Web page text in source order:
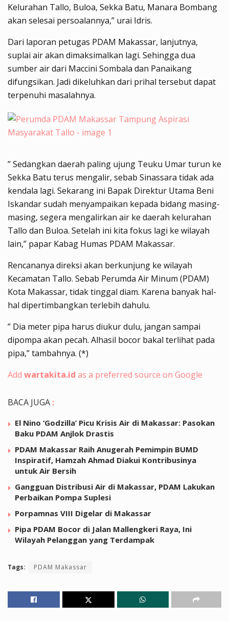
Kelurahan Tallo, Buloa, Sekka Batu, Manara Bombang
akan selesai persoalannya,” urai Idris.
Dari laporan petugas PDAM Makassar, lanjutnya,
suplai air akan dimaksimalkan lagi. Sehingga dua
sumber air dari Maccini Sombala dan Panaikang
difungsikan. Jadi dikeluhkan dari prihal tersebut dapat
terpenuhi masalahnya.
” Sedangkan daerah paling ujung Teuku Umar turun ke
Sekka Batu terus mengalir, sebab Sinassara tidak ada
kendala lagi. Sekarang ini Bapak Direktur Utama Beni
Iskandar sudah menyampaikan kepada bidang masing-
masing, segera mengalirkan air ke daerah kelurahan
Tallo dan Buloa. Setelah ini kita fokus lagi ke wilayah
lain,” papar Kabag Humas PDAM Makassar.
Rencananya direksi akan berkunjung ke wilayah
Kecamatan Tallo. Sebab Perumda Air Minum (PDAM)
Kota Makassar, tidak tinggal diam. Karena banyak hal-
hal dipertimbangkan terlebih dahulu.
” Dia meter pipa harus diukur dulu, jangan sampai
dipompa akan pecah. Alhasil bocor bakal terlihat pada
pipa,” tambahnya. (*)
Add wartakita.id as a preferred source on Google
BACA JUGA :
El Nino ‘Godzilla’ Picu Krisis Air di Makassar: Pasokan
Baku PDAM Anjlok Drastis
PDAM Makassar Raih Anugerah Pemimpin BUMD
Inspiratif, Hamzah Ahmad Diakui Kontribusinya
untuk Air Bersih
Gangguan Distribusi Air di Makassar, PDAM Lakukan
Perbaikan Pompa Suplesi
Porpamnas VIII Digelar di Makassar
Pipa PDAM Bocor di Jalan Mallengkeri Raya, Ini
Wilayah Pelanggan yang Terdampak
Tags: PDAM Makassar